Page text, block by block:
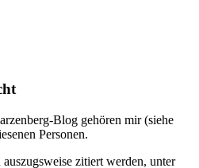
Blog gehören mir (siehe
Personen.
zitiert werden, unter